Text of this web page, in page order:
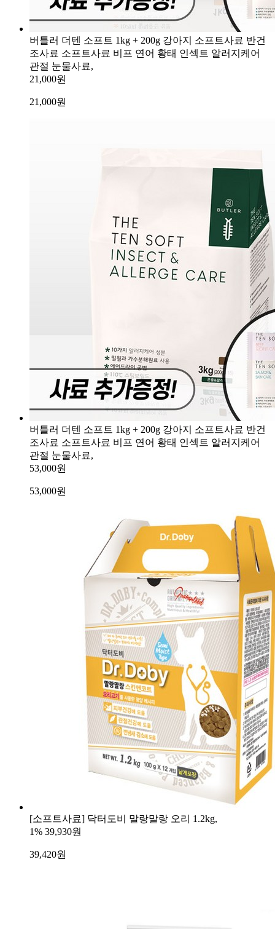
버틀러 더텐 소프트 1kg + 200g 강아지 소프트사료 반건
조사료 소프트사료 비프 연어 황태 인섹트 알러지케어
관절 눈물사료,
21,000원
21,000원
버틀러 더텐 소프트 1kg + 200g 강아지 소프트사료 반건
조사료 소프트사료 비프 연어 황태 인섹트 알러지케어
관절 눈물사료,
53,000원
53,000원
[소프트사료] 닥터도비 말랑말랑 오리 1.2kg,
1% 39,930원
39,420원